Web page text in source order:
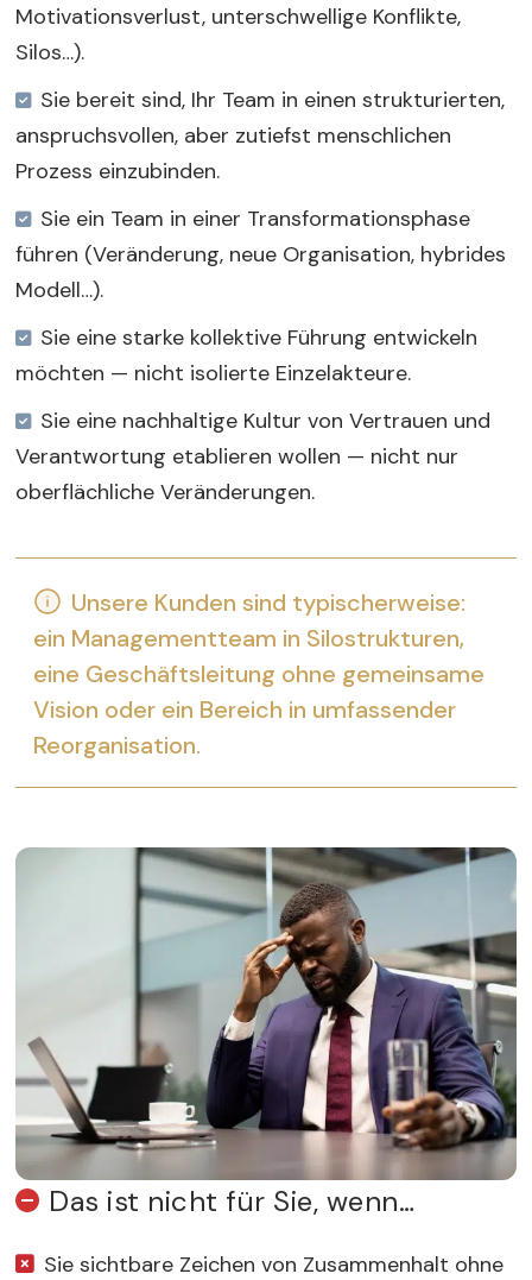
Motivationsverlust, unterschwellige Konflikte,
Silos…).
Sie bereit sind, Ihr Team in einen strukturierten,
anspruchsvollen, aber zutiefst menschlichen
Prozess einzubinden.
Sie ein Team in einer Transformationsphase
führen (Veränderung, neue Organisation, hybrides
Modell…).
Sie eine starke kollektive Führung entwickeln
möchten — nicht isolierte Einzelakteure.
Sie eine nachhaltige Kultur von Vertrauen und
Verantwortung etablieren wollen — nicht nur
oberflächliche Veränderungen.
Unsere Kunden sind typischerweise:
ein Managementteam in Silostrukturen,
eine Geschäftsleitung ohne gemeinsame
Vision oder ein Bereich in umfassender
Reorganisation.
Das ist nicht für Sie, wenn…
Sie sichtbare Zeichen von Zusammenhalt ohne